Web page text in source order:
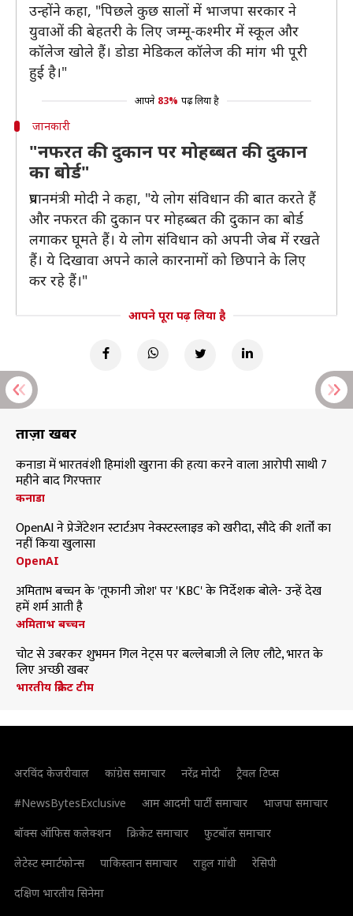
उन्होंने कहा, "पिछले कुछ सालों में भाजपा सरकार ने
युवाओं की बेहतरी के लिए जम्मू-कश्मीर में स्कूल और
कॉलेज खोले हैं। डोडा मेडिकल कॉलेज की मांग भी पूरी
हुई है।"
आपने 83% पढ़ लिया है
जानकारी
"नफरत की दुकान पर मोहब्बत की दुकान
का बोर्ड"
प्रधानमंत्री मोदी ने कहा, "ये लोग संविधान की बात करते हैं
और नफरत की दुकान पर मोहब्बत की दुकान का बोर्ड
लगाकर घूमते हैं। ये लोग संविधान को अपनी जेब में रखते
हैं। ये दिखावा अपने काले कारनामों को छिपाने के लिए
कर रहे हैं।"
आपने पूरा पढ़ लिया है
ताज़ा खबरें
कनाडा में भारतवंशी हिमांशी खुराना की हत्या करने वाला आरोपी साथी 7
महीने बाद गिरफ्तार
कनाडा
OpenAI ने प्रेजेंटेशन स्टार्टअप नेक्स्टस्लाइड को खरीदा, सौदे की शर्तों का
नहीं किया खुलासा
OpenAI
अमिताभ बच्चन के 'तूफानी जोश' पर 'KBC' के निर्देशक बोले- उन्हें देख
हमें शर्म आती है
अमिताभ बच्चन
चोट से उबरकर शुभमन गिल नेट्स पर बल्लेबाजी ले लिए लौटे, भारत के
लिए अच्छी खबर
भारतीय क्रिकेट टीम
अरविंद केजरीवाल कांग्रेस समाचार नरेंद्र मोदी
ट्रैवल टिप्स
#NewsBytesExclusive
आम आदमी पार्टी समाचार
भाजपा समाचार
बॉक्स ऑफिस कलेक्शन
क्रिकेट समाचार
फुटबॉल समाचार
लेटेस्ट स्मार्टफोन्स
पाकिस्तान समाचार राहुल गांधी
रेसिपी
दक्षिण भारतीय सिनेमा